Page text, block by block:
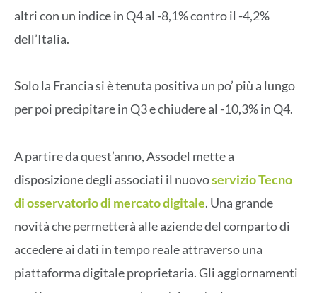
altri con un indice in Q4 al -8,1% contro il -4,2%
dell’Italia.
Solo la Francia si è tenuta positiva un po’ più a lungo
per poi precipitare in Q3 e chiudere al -10,3% in Q4.
A partire da quest’anno, Assodel mette a
disposizione degli associati il nuovoservizio Tecno
di osservatorio di mercato digitale. Una grande
novità che permetterà alle aziende del comparto di
accedere ai dati in tempo reale attraverso una
piattaforma digitale proprietaria. Gli aggiornamenti